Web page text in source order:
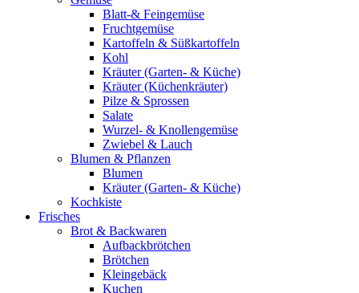
Blatt-& Feingemüse
Fruchtgemüse
Kartoffeln & Süßkartoffeln
Kohl
Kräuter (Garten- & Küche)
Kräuter (Küchenkräuter)
Pilze & Sprossen
Salate
Wurzel- & Knollengemüse
Zwiebel & Lauch
Blumen & Pflanzen
Blumen
Kräuter (Garten- & Küche)
Kochkiste
Frisches
Brot & Backwaren
Aufbackbrötchen
Brötchen
Kleingebäck
Kuchen